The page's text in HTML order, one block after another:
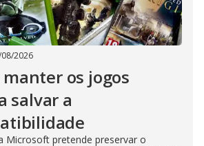
2026
os jogos
salvar a
Microsoft pretende preservar o